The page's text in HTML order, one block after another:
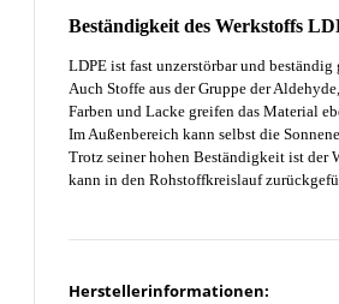
Beständigkeit des Werkstoffs
LDPE ist fast unzerstörbar und
Auch Stoffe aus der Gruppe der
Farben und Lacke greifen das Material
Im Außenbereich kann selbst die
Trotz seiner hohen Beständigkeit ist der
kann in den Rohstoffkreislauf
Herstellerinformationen: